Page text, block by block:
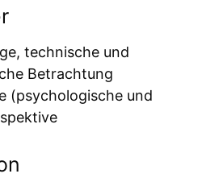
technische und
Betrachtung
(psychologische und